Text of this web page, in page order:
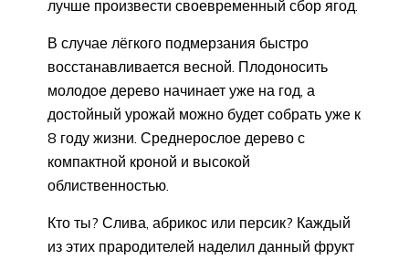
лучше произвести своевременный сбор ягод.
В случае лёгкого подмерзания быстро
восстанавливается весной. Плодоносить
молодое дерево начинает уже на год, а
достойный урожай можно будет собрать уже к
8 году жизни. Среднерослое дерево с
компактной кроной и высокой
облиственностью.
Кто ты? Слива, абрикос или персик? Каждый
из этих прародителей наделил данный фрукт